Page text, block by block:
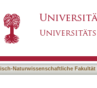
realised
Naturwissenschaftliche Fakultät